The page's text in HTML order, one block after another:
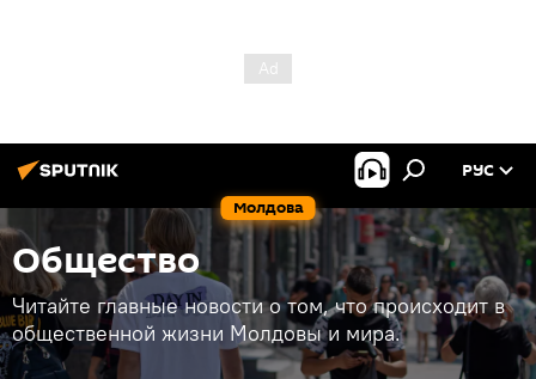
Молдова
РУС
Общество
Читайте главные новости о том, что происходит в
общественной жизни Молдовы и мира.